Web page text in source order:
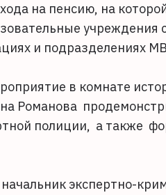
на пенсию, на
учреждения
и подразделениях
в комнате
Романова
полиции, а также
экспертно-